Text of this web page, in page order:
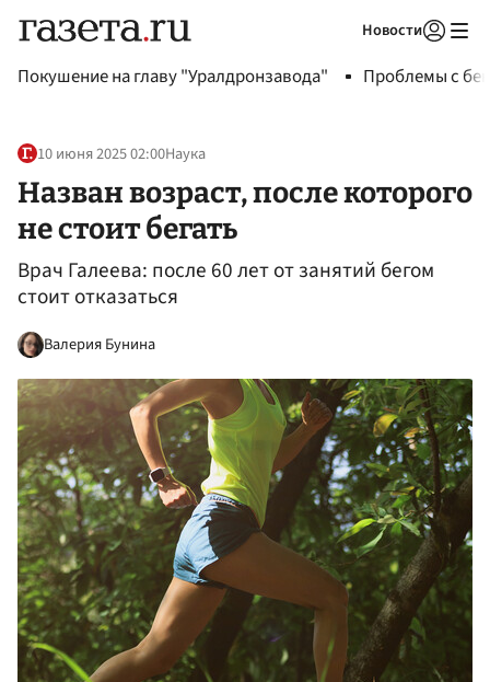
Новости
Покушение на главу "Уралдронзавода" Проблемы с
10 июня 2025 02:00Наука
Назван возраст, после которого
не стоит бегать
Врач Галеева: после 60 лет от занятий бегом
стоит отказаться
Валерия Бунина